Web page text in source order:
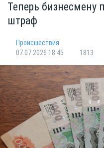
Теперь бизнесмену
штраф
Происшествия
07.07.2026 18:45
1813